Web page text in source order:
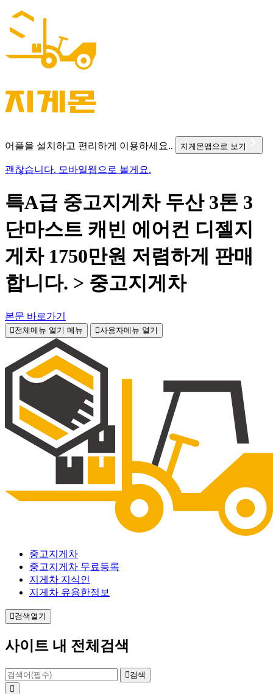
어플을 설치하고 편리하게 이용하세요.. 지게몬앱으로 보기
괜찮습니다. 모바일웹으로 볼게요.
특A급 중고지게차 두산 3톤 3
단마스트 캐빈 에어컨 디젤지
게차 1750만원 저렴하게 판매
합니다. > 중고지게차
본문 바로가기
전체메뉴 열기 메뉴 사용자메뉴 열기
중고지게차
중고지게차 무료등록
지게차 지식인
지게차 유용한정보
검색열기
사이트 내 전체검색
검색